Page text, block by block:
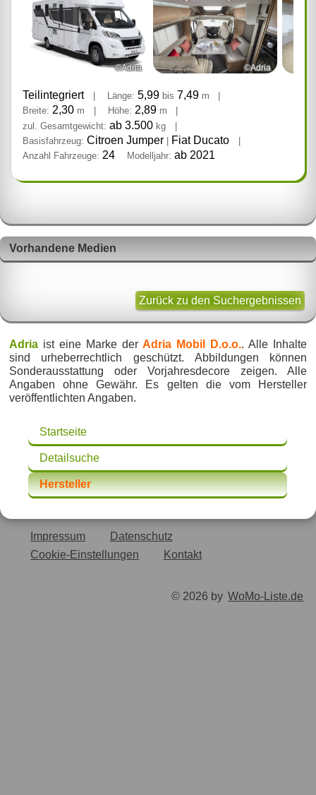
©Adria ©Adria
Teilintegriert Länge: 5,99 bis 7,49 m
Breite: 2,30 m Höhe: 2,89 m
zul. Gesamtgewicht: ab 3.500 kg
|
Basisfahrzeug: Citroen Jumper Fiat Ducato
Anzahl Fahrzeuge: 24 Modelljahr: ab 2021
Vorhandene Medien
Zurück zu den Suchergebnissen
Adriaist eine Marke derAdria Mobil D.o.o.. Alle Inhalte
sind urheberrechtlich geschützt. Abbildungen können
Sonderausstattung oder Vorjahresdecore zeigen. Alle
Angaben ohne Gewähr. Es gelten die vom Hersteller
veröffentlichten Angaben.
Startseite
Detailsuche
Hersteller
Impressum
Datenschutz
Cookie-Einstellungen
Kontakt
© 2026 by WoMo-Liste.de